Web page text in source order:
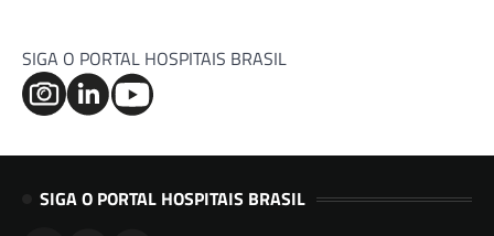
SIGA O PORTAL HOSPITAIS BRASIL
SIGA O PORTAL HOSPITAIS BRASIL